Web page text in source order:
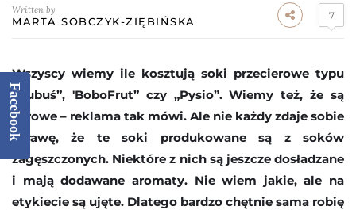
Written by
MARTA SOBCZYK-ZIĘBIŃSKA 7
Wszyscy wiemy ile kosztują soki przecierowe typu
„Kubuś”, 'BoboFrut” czy „Pysio”. Wiemy też, że są
zdrowe – reklama tak mówi. Ale nie każdy zdaje sobie
sprawę, że te soki produkowane są z soków
zagęszczonych. Niektóre z nich są jeszcze dosładzane
i mają dodawane aromaty. Nie wiem jakie, ale na
etykiecie są ujęte. Dlatego bardzo chętnie sama robię
Facebook